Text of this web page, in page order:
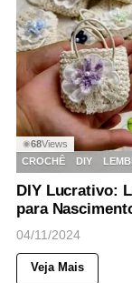
◉68Views
CROCHÊ
DIY
DIY Lucrativo:
para
04/11/2024
Veja Mais